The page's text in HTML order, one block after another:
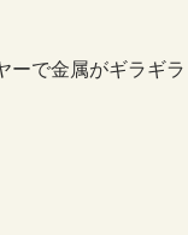
で金属がギラギ